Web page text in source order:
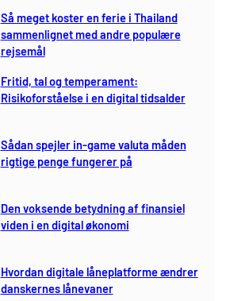
Så meget koster en ferie i Thailand
sammenlignet med andre populære
rejsemål
Fritid, tal og temperament:
Risikoforståelse i en digital tidsalder
Sådan spejler in-game valuta måden
rigtige penge fungerer på
Den voksende betydning af finansiel
viden i en digital økonomi
Hvordan digitale låneplatforme ændrer
danskernes lånevaner